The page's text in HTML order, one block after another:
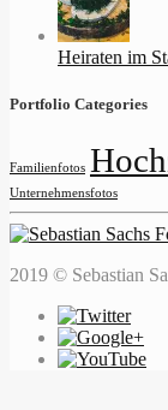
Heiraten im
Portfolio Categories
Familienfotos
Unternehmensfotos
2019 © Sebastian